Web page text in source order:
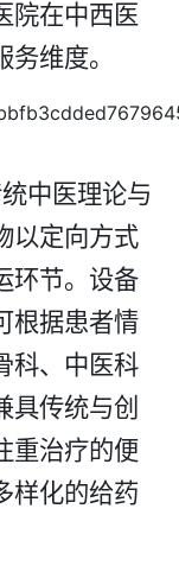
院在中西医
维度。​
中医理论与
以定向方式
环节。设备
根据患者情
科、中医科
具传统与创
重治疗的便
样化的给药